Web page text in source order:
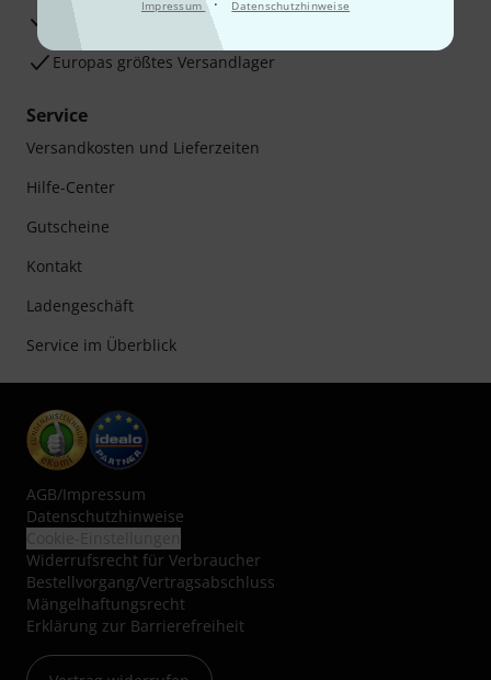
Impressum Datenschutzhinweise
Zufriedenheitsgarantie
Europas größtes Versandlager
Service
Versandkosten und Lieferzeiten
Hilfe-Center
Gutscheine
Kontakt
Ladengeschäft
Service im Überblick
AGB/Impressum
Datenschutzhinweise
Widerrufsrecht für Verbraucher
Bestellvorgang/Vertragsabschluss
Mängelhaftungsrecht
Erklärung zur Barrierefreiheit